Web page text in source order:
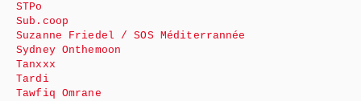
STPo
Sub.coop
Suzanne Friedel / SOS Méditerrannée
Sydney Onthemoon
Tanxxx
Tardi
Tawfiq Omrane